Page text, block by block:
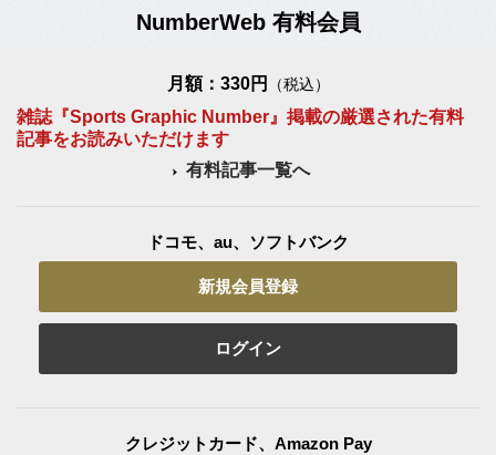
NumberWeb 有料会員
月額：330円 （税込）
雑誌『Sports Graphic Number』掲載の厳選された有料
記事をお読みいただけます
有料記事一覧へ
ドコモ、au、ソフトバンク
新規会員登録
ログイン
クレジットカード、Amazon Pay